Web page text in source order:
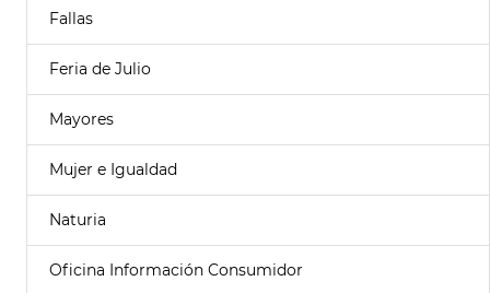
Fallas
Feria de Julio
Mayores
Mujer e Igualdad
Naturia
Oficina Información Consumidor